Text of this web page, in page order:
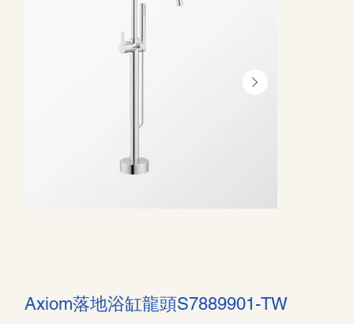
Axiom落地浴缸龍頭S7889901-TW